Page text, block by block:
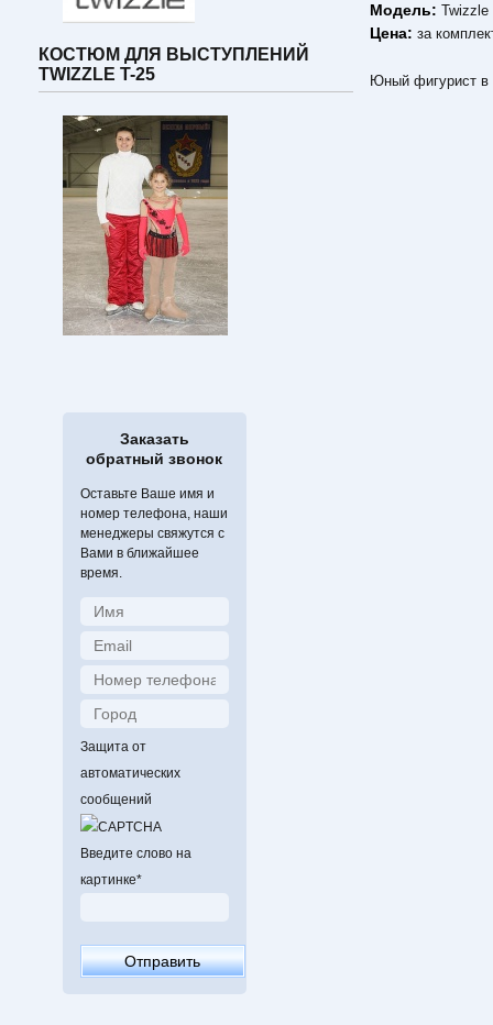
КОСТЮМ ДЛЯ ВЫСТУПЛЕНИЙ
TWIZZLE T-25
Заказать
обратный звонок
Оставьте Ваше имя и
номер телефона, наши
менеджеры свяжутся с
Вами в ближайшее
время.
Защита от
автоматических
сообщений
Введите слово на
картинке*
Модель:Twizzle
Цена:за
Юный фигурист в